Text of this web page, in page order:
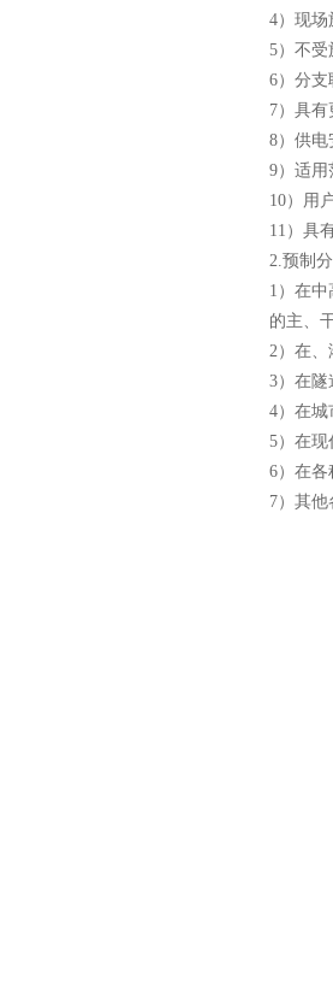
4）现
5）不
6）分
7）具
8）供
9）适
10）用
11）具
2.预制
1）在
的主、
2）在
3）在
4）在
5）在
6）在
7）其